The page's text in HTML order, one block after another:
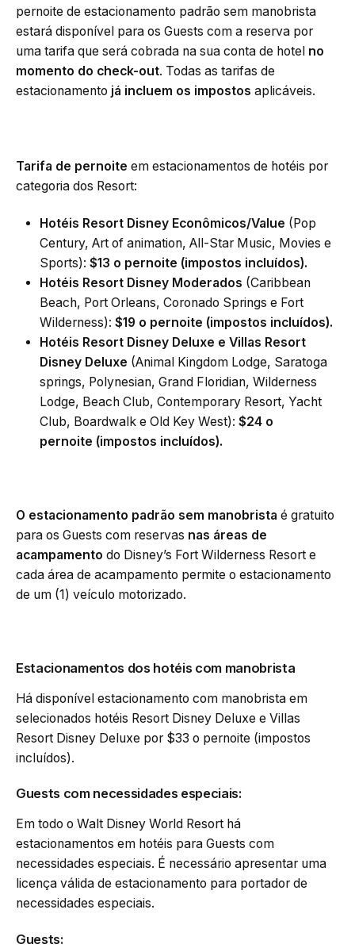
pernoite de estacionamento padrão sem manobrista
estará disponível para os Guests com a reserva por
uma tarifa que será cobrada na sua conta de hotel no
momento do check-out. Todas as tarifas de
estacionamento já incluem os impostos aplicáveis.
Tarifa de pernoite em estacionamentos de hotéis por
categoria dos Resort:
Hotéis Resort Disney Econômicos/Value (Pop
Century, Art of animation, All-Star Music, Movies e
Sports): $13 o pernoite (impostos incluídos).
Hotéis Resort Disney Moderados (Caribbean
Beach, Port Orleans, Coronado Springs e Fort
Wilderness): $19 o pernoite (impostos incluídos).
Hotéis Resort Disney Deluxe e Villas Resort
Disney Deluxe (Animal Kingdom Lodge, Saratoga
springs, Polynesian, Grand Floridian, Wilderness
Lodge, Beach Club, Contemporary Resort, Yacht
Club, Boardwalk e Old Key West): $24 o
pernoite (impostos incluídos).
O estacionamento padrão sem manobrista é gratuito
para os Guests com reservas nas áreas de
acampamento do Disney’s Fort Wilderness Resort e
cada área de acampamento permite o estacionamento
de um (1) veículo motorizado.
Estacionamentos dos hotéis com manobrista
Há disponível estacionamento com manobrista em
selecionados hotéis Resort Disney Deluxe e Villas
Resort Disney Deluxe por $33 o pernoite (impostos
incluídos).
Guests com necessidades especiais:
Em todo o Walt Disney World Resort há
estacionamentos em hotéis para Guests com
necessidades especiais. É necessário apresentar uma
licença válida de estacionamento para portador de
necessidades especiais.
Guests: